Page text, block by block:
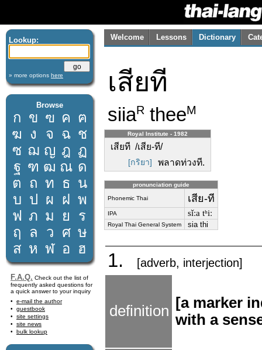
Lookup:
» more options here
Browse
ก ข ฃ ค ฅ
ฆ ง จ ฉ ช
ซ ฌ ญ ฎ ฏ
ฐ ฑ ฒ ณ ด
ต ถ ท ธ น
บ ป ผ ฝ พ
ฟ ภ ม ย
ร
ฤ
ล ว ศ ษ
ส ห ฬ อ ฮ
F.A.Q. Check out the list of
frequently asked questions for
a quick answer to your inquiry
e-mail the author
guestbook
site settings
site news
bulk lookup
Welcome Lessons Dictionary
เสียที
siiaR theeM
Royal Institute - 1982
เสียที /เสีย-ที/
[กริยา] พลาดท่วงที.
pronunciation guide
Phonemic Thai เสีย-ที
IPA sǐːa tʰiː
Royal Thai General System sia thi
1. [adverb, interjection]
definition [a marker
with a